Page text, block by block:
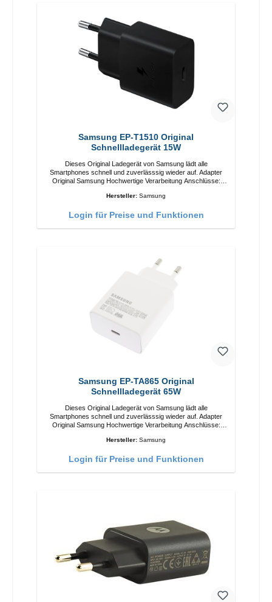
Samsung EP-T1510 Original
Schnellladegerät 15W
Dieses Original Ladegerät von Samsung lädt alle
Smartphones schnell und zuverlässsig wieder auf. Adapter
Original Samsung Hochwertige Verarbeitung Anschlüsse:
Hersteller: Samsung
Login für Preise und Funktionen
Samsung EP-TA865 Original
Schnellladegerät 65W
Dieses Original Ladegerät von Samsung lädt alle
Smartphones schnell und zuverlässsig wieder auf. Adapter
Original Samsung Hochwertige Verarbeitung Anschlüsse:
Hersteller: Samsung
Login für Preise und Funktionen